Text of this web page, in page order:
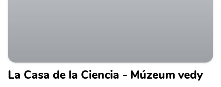
La Casa de la Ciencia - Múzeum vedy